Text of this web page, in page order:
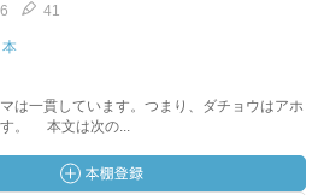
41
は一貫しています。つまり、ダチョウはアホ
す。 本文は次の...